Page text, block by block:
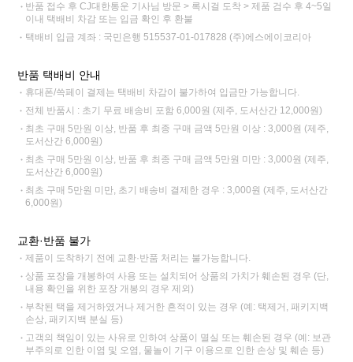
반품 접수 후 CJ대한통운 기사님 방문 > 록시걸 도착 > 제품 검수 후 4~5일
이내 택배비 차감 또는 입금 확인 후 환불
택배비 입금 계좌 : 국민은행 515537-01-017828 (주)에스에이코리아
반품 택배비 안내
휴대폰/쓱페이 결제는 택배비 차감이 불가하여 입금만 가능합니다.
전체 반품시 : 초기 무료 배송비 포함 6,000원 (제주, 도서산간 12,000원)
최초 구매 5만원 이상, 반품 후 최종 구매 금액 5만원 이상 : 3,000원 (제주,
도서산간 6,000원)
최초 구매 5만원 이상, 반품 후 최종 구매 금액 5만원 미만 : 3,000원 (제주,
도서산간 6,000원)
최초 구매 5만원 미만, 초기 배송비 결제한 경우 : 3,000원 (제주, 도서산간
6,000원)
교환·반품 불가
제품이 도착하기 전에 교환·반품 처리는 불가능합니다.
상품 포장을 개봉하여 사용 또는 설치되어 상품의 가치가 훼손된 경우 (단,
내용 확인을 위한 포장 개봉의 경우 제외)
부착된 택을 제거하였거나 제거한 흔적이 있는 경우 (예: 택제거, 패키지백
손상, 패키지백 분실 등)
고객의 책임이 있는 사유로 인하여 상품이 멸실 또는 훼손된 경우 (예: 보관
부주의로 인한 이염 및 오염, 물놀이 기구 이용으로 인한 손상 및 훼손 등)